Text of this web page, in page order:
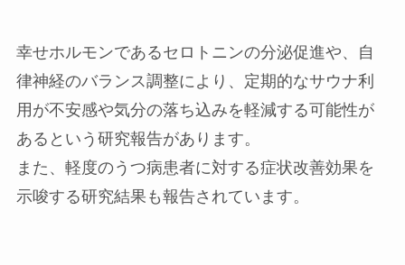
幸せホルモンであるセロトニンの分泌促進や、自
律神経のバランス調整により、定期的なサウナ利
用が不安感や気分の落ち込みを軽減する可能性が
あるという研究報告があります。
また、軽度のうつ病患者に対する症状改善効果を
示唆する研究結果も報告されています。